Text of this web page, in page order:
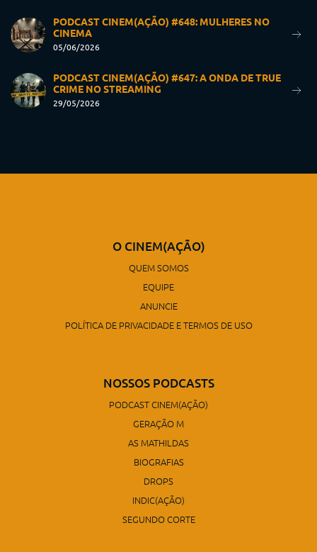
PODCAST CINEM(AÇÃO) #648: MULHERES NO
CINEMA
05/06/2026
PODCAST CINEM(AÇÃO) #647: A ONDA DE TRUE
CRIME NO STREAMING
29/05/2026
O CINEM(AÇÃO)
QUEM SOMOS
EQUIPE
ANUNCIE
POLÍTICA DE PRIVACIDADE E TERMOS DE USO
NOSSOS PODCASTS
PODCAST CINEM(AÇÃO)
GERAÇÃO M
AS MATHILDAS
BIOGRAFIAS
DROPS
INDIC(AÇÃO)
SEGUNDO CORTE